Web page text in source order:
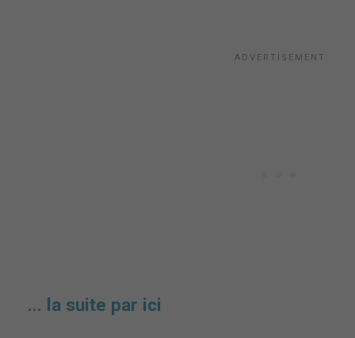
... la suite par ici